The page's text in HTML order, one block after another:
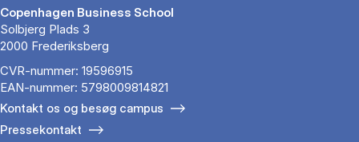
Copenhagen Business School
Solbjerg Plads 3
2000 Frederiksberg
CVR-nummer: 19596915
EAN-nummer: 5798009814821
Kontakt os og besøg campus
Pressekontakt